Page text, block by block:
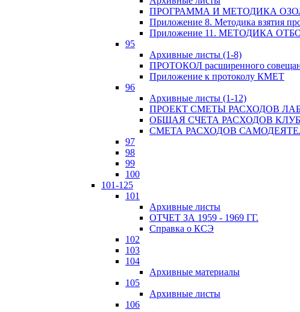
ПРОГРАММА И МЕТОДИКА
Приложение 8. Методика взятия
Приложение 11. МЕТОДИКА
95
Архивные листы (1-8)
ПРОТОКОЛ расширенного
Приложение к протоколу КМЕТ
96
Архивные листы (1-12)
ПРОЕКТ СМЕТЫ РАСХОДОВ
ОБЩАЯ СЧЕТА РАСХОДОВ
СМЕТА РАСХОДОВ
97
98
99
100
101-125
101
Архивные листы
ОТЧЕТ ЗА 1959 - 1969 ГГ.
Справка о КСЭ
102
103
104
Архивные материалы
105
Архивные листы
106